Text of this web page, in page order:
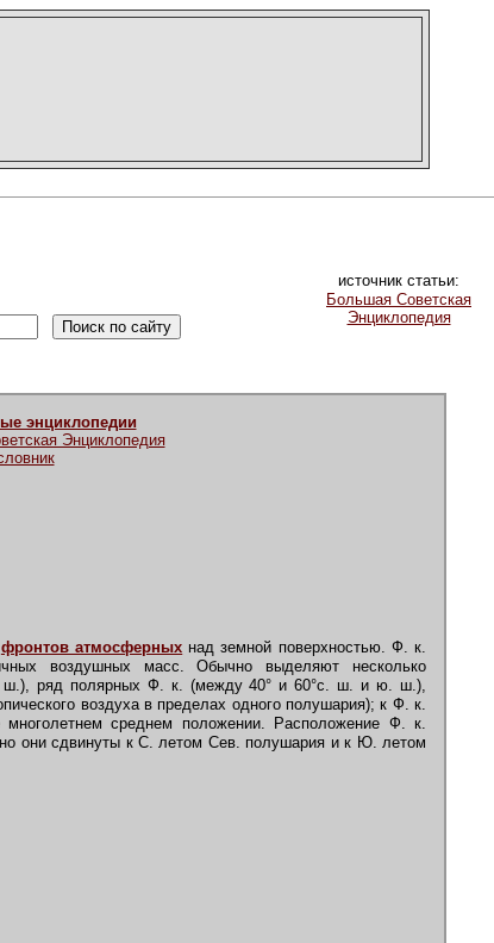
источник статьи:
Большая Советская
Энциклопедия
энциклопедии
Энциклопедия
фронтов атмосферных над земной поверхностью. Ф. к.
воздушных масс. Обычно выделяют несколько
ш.), ряд полярных Ф. к. (между 40° и 60°с. ш. и ю. ш.),
воздуха в пределах одного полушария); к Ф. к.
среднем положении. Расположение Ф. к.
они сдвинуты к С. летом Сев. полушария и к Ю. летом